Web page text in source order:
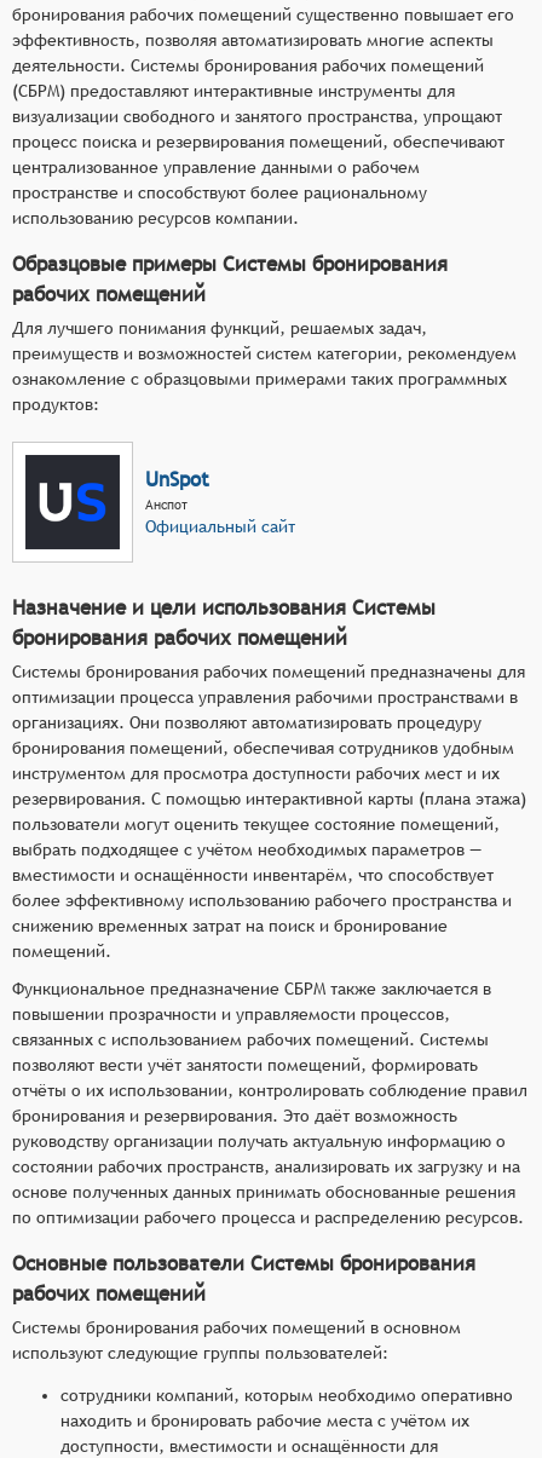
бронирования рабочих помещений существенно повышает его
эффективность, позволяя автоматизировать многие аспекты
деятельности. Системы бронирования рабочих помещений
(СБРМ) предоставляют интерактивные инструменты для
визуализации свободного и занятого пространства, упрощают
процесс поиска и резервирования помещений, обеспечивают
централизованное управление данными о рабочем
пространстве и способствуют более рациональному
использованию ресурсов компании.
Образцовые примеры Системы бронирования
рабочих помещений
Для лучшего понимания функций, решаемых задач,
преимуществ и возможностей систем категории, рекомендуем
ознакомление с образцовыми примерами таких программных
продуктов:
UnSpot
Анспот
Официальный сайт
Назначение и цели использования Системы
бронирования рабочих помещений
Системы бронирования рабочих помещений предназначены для
оптимизации процесса управления рабочими пространствами в
организациях. Они позволяют автоматизировать процедуру
бронирования помещений, обеспечивая сотрудников удобным
инструментом для просмотра доступности рабочих мест и их
резервирования. С помощью интерактивной карты (плана этажа)
пользователи могут оценить текущее состояние помещений,
выбрать подходящее с учётом необходимых параметров —
вместимости и оснащённости инвентарём, что способствует
более эффективному использованию рабочего пространства и
снижению временных затрат на поиск и бронирование
помещений.
Функциональное предназначение СБРМ также заключается в
повышении прозрачности и управляемости процессов,
связанных с использованием рабочих помещений. Системы
позволяют вести учёт занятости помещений, формировать
отчёты о их использовании, контролировать соблюдение правил
бронирования и резервирования. Это даёт возможность
руководству организации получать актуальную информацию о
состоянии рабочих пространств, анализировать их загрузку и на
основе полученных данных принимать обоснованные решения
по оптимизации рабочего процесса и распределению ресурсов.
Основные пользователи Системы бронирования
рабочих помещений
Системы бронирования рабочих помещений в основном
используют следующие группы пользователей:
сотрудники компаний, которым необходимо оперативно
находить и бронировать рабочие места с учётом их
доступности, вместимости и оснащённости для